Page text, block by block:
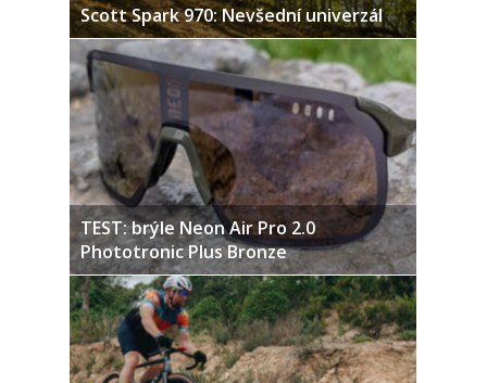
Scott Spark 970: Nevšední univerzál
TEST: brýle Neon Air Pro 2.0
Phototronic Plus Bronze